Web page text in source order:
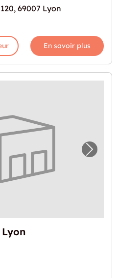
69007 Lyon
En savoir plus
pour "Garde-meubles à